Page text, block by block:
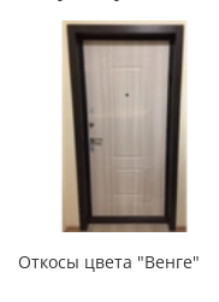
Откосы цвета "Венге"